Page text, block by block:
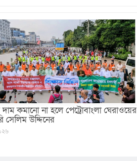
দাম কমানো না হলে পেট্রোবাংলা ঘেরাওয়ের
সেলিম উদ্দিনের